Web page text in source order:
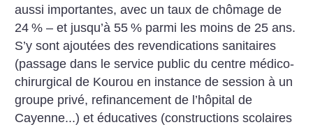
aussi importantes, avec un taux de chômage de
24 % – et jusqu’à 55 % parmi les moins de 25 ans.
S’y sont ajoutées des revendications sanitaires
(passage dans le service public du centre médico-
chirurgical de Kourou en instance de session à un
groupe privé, refinancement de l’hôpital de
Cayenne...) et éducatives (constructions scolaires